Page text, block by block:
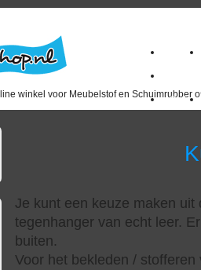
winkel voor Meubelstof en Schuimrubber
Home
Outlet
Je kunt een keuze maken
tegenhanger van echt leer.
buiten.
Voor het bekleden /